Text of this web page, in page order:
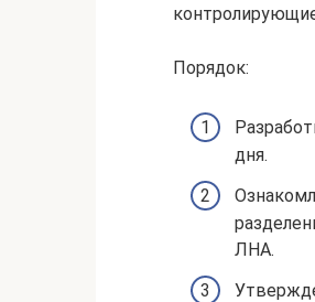
Порядок:
дня.
ЛНА.